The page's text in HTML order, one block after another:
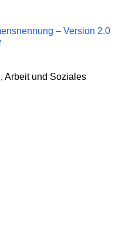
– Version 2.0
Arbeit und Soziales